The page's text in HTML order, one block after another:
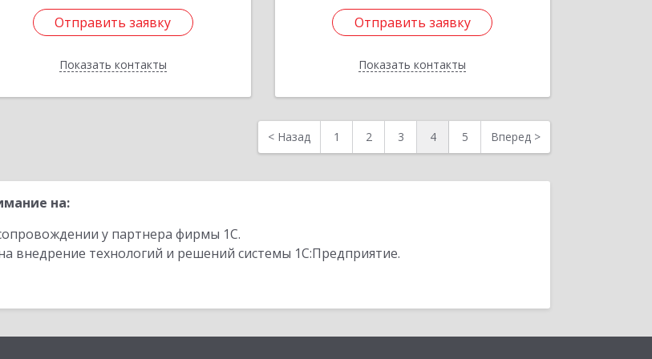
Отправить заявку
Показать контакты
Отправить заявку
Назад
Отправить заявку
Показать контакты
Отправить заявку
Назад
< Назад 1 2 3 4 5 Вперед >
на:
у партнера фирмы 1С.
внедрение технологий и решений системы 1С:Предприятие.